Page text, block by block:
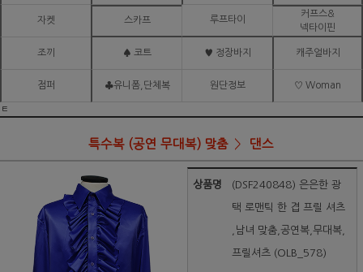
자켓 스카프 루프타이
커프스&
넥타이핀
조끼 ♠ 코트 ♥ 정장바지 캐주얼바지
점퍼 ♣유니폼,단체복 원단정보 ♡ Woman
ㅌ
특수복 (공연 무대복) 맞춤 댄스
상품명 (DSF240848) 은은한 광
택 로맨틱 한 겹 프릴 셔츠
,남녀 맞춤,공연복,무대복,
프릴셔츠 (OLB_578)